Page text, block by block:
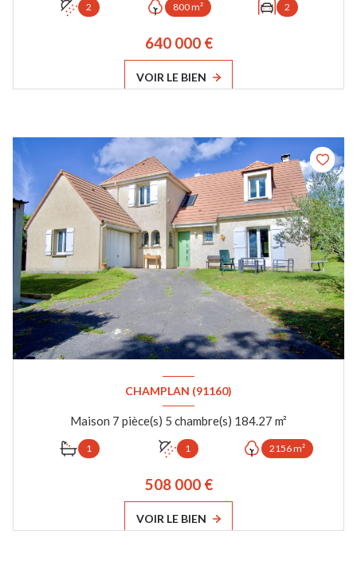
2 800 m² 2
640 000 €
VOIR LE BIEN
CHAMPLAN (91160)
Maison 7 pièce(s) 5 chambre(s) 184.27 m²
1 1 2156 m²
508 000 €
VOIR LE BIEN